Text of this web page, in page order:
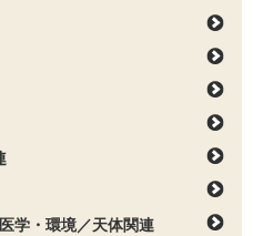
学・環境／天体関連